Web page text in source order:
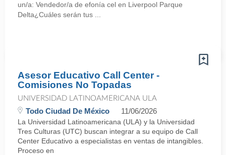
un/a: Vendedor/a de efonía cel en Liverpool Parque
Delta¿Cuáles serán tus ...
Asesor Educativo Call Center -
Comisiones No Topadas
UNIVERSIDAD LATINOAMERICANA ULA
Todo Ciudad De México 11/06/2026
La Universidad Latinoamericana (ULA) y la Universidad
Tres Culturas (UTC) buscan integrar a su equipo de Call
Center Educativo a especialistas en ventas de intangibles.
Proceso en